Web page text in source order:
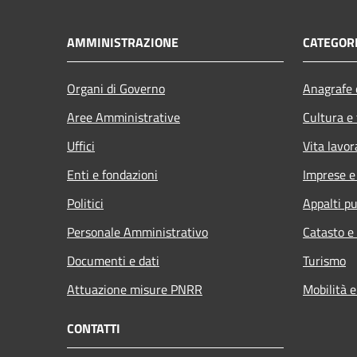
AMMINISTRAZIONE
Organi di Governo
Aree Amministrative
Uffici
Enti e fondazioni
Politici
Personale Amministrativo
Documenti e dati
Attuazione misure PNRR
Cultura
Vita
Imprese
Appalti
Catasto
Turismo
Mobilità
CONTATTI